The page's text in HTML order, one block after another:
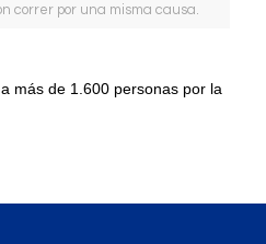
correr por una misma causa.
más de 1.600 personas por la